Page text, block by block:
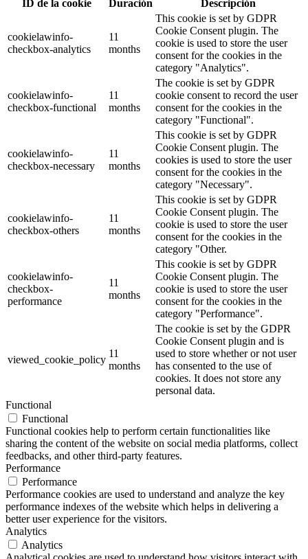
ID de la cookie
Duración Descripción
cookielawinfo-
checkbox-analytics
11
months
This cookie is set by GDPR
Cookie Consent plugin. The
cookie is used to store the user
consent for the cookies in the
category "Analytics".
cookielawinfo-
checkbox-functional
11
months
The cookie is set by GDPR
cookie consent to record the user
consent for the cookies in the
category "Functional".
cookielawinfo-
checkbox-necessary
11
months
This cookie is set by GDPR
Cookie Consent plugin. The
cookies is used to store the user
consent for the cookies in the
category "Necessary".
cookielawinfo-
checkbox-others
11
months
This cookie is set by GDPR
Cookie Consent plugin. The
cookie is used to store the user
consent for the cookies in the
category "Other.
cookielawinfo-
checkbox-
performance
11
months
This cookie is set by GDPR
Cookie Consent plugin. The
cookie is used to store the user
consent for the cookies in the
category "Performance".
viewed_cookie_policy
11
months
The cookie is set by the GDPR
Cookie Consent plugin and is
used to store whether or not user
has consented to the use of
cookies. It does not store any
personal data.
Functional
Functional
Functional cookies help to perform certain functionalities like
sharing the content of the website on social media platforms, collect
feedbacks, and other third-party features.
Performance
Performance
Performance cookies are used to understand and analyze the key
performance indexes of the website which helps in delivering a
better user experience for the visitors.
Analytics
Analytics